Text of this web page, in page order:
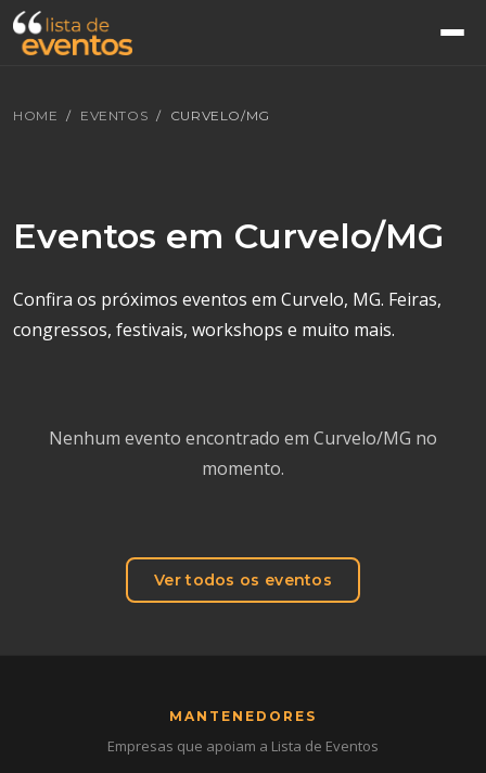
HOME EVENTOS CURVELO/MG
Eventos em Curvelo/MG
Confira os próximos eventos em Curvelo, MG. Feiras,
congressos, festivais, workshops e muito mais.
Nenhum evento encontrado em Curvelo/MG no
momento.
Ver todos os eventos
MANTENEDORES
Empresas que apoiam a Lista de Eventos